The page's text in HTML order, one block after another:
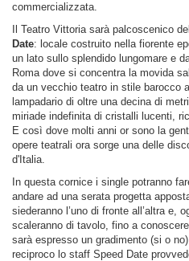
commercializzata.
Il Teatro Vittoria sarà palcoscenico
Date: locale costruito nella fiorente
un lato sullo splendido lungomare e
Roma dove si concentra la movida
da un vecchio teatro in stile barocco
lampadario di oltre una decina di
miriade indefinita di cristalli lucenti,
E così dove molti anni or sono la
opere teatrali ora sorge una delle
d'Italia.
In questa cornice i single potranno
andare ad una serata progetta
siederanno l’uno di fronte all’altra e,
scaleranno di tavolo, fino a
sarà espresso un gradimento (si o
reciproco lo staff Speed Date